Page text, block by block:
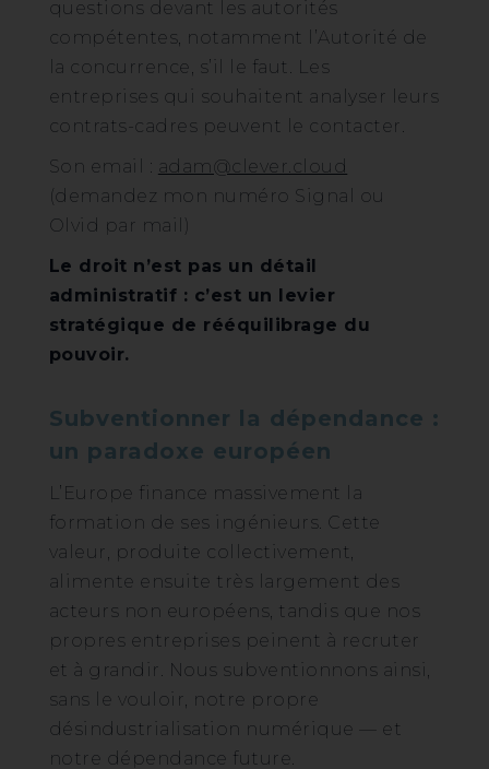
questions devant les autorités
compétentes, notamment l’Autorité de
la concurrence, s’il le faut. Les
entreprises qui souhaitent analyser leurs
contrats-cadres peuvent le contacter.
Son email : adam@clever.cloud
(demandez mon numéro Signal ou
Olvid par mail)
Le droit n’est pas un détail
administratif : c’est un levier
stratégique de rééquilibrage du
pouvoir.
Subventionner la dépendance :
un paradoxe européen
L’Europe finance massivement la
formation de ses ingénieurs. Cette
valeur, produite collectivement,
alimente ensuite très largement des
acteurs non européens, tandis que nos
propres entreprises peinent à recruter
et à grandir. Nous subventionnons ainsi,
sans le vouloir, notre propre
désindustrialisation numérique — et
notre dépendance future.